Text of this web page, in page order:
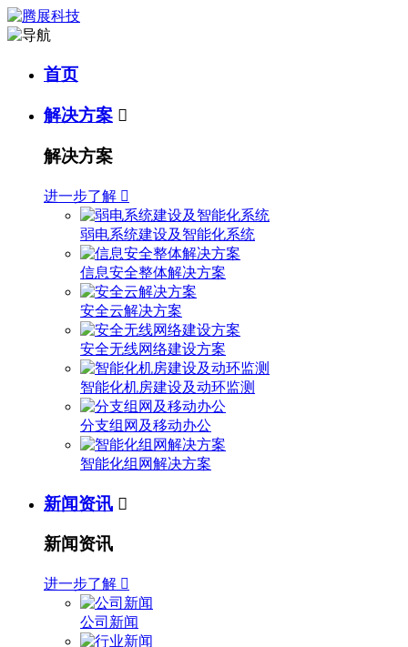
首页
解决方案 
解决方案
进一步了解 
弱电系统建设及智能化系统
信息安全整体解决方案
安全云解决方案
安全无线网络建设方案
智能化机房建设及动环监测
分支组网及移动办公
智能化组网解决方案
新闻资讯 
新闻资讯
进一步了解 
公司新闻